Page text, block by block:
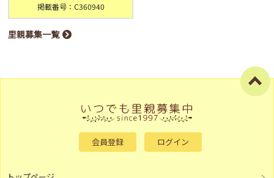
掲載番号：C360940
里親募集一覧
会員登録 ログイン